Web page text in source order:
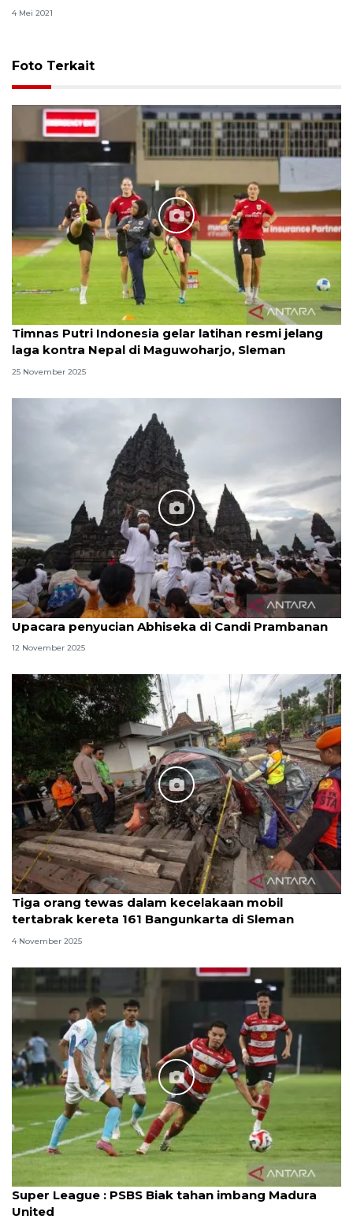
4 Mei 2021
Foto Terkait
Timnas Putri Indonesia gelar latihan resmi jelang
laga kontra Nepal di Maguwoharjo, Sleman
25 November 2025
Upacara penyucian Abhiseka di Candi Prambanan
12 November 2025
Tiga orang tewas dalam kecelakaan mobil
tertabrak kereta 161 Bangunkarta di Sleman
4 November 2025
Super League : PSBS Biak tahan imbang Madura
United